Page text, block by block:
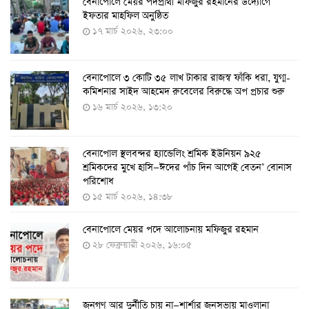
দেশেই তৈরি হলো করোনা পরীক্ষার কিট, সময় লাগবে ৪-৫
ঘণ্টা
৭ আগস্ট ২০২২, ১৪:০৩
১১ আগস্ট থেকে পরীক্ষামূলকভাবে শুরু শিশুদের করোনা টিকা
দেওয়া
৭ আগস্ট ২০২২, ১৩:৫৩
করোনায় ৫ জনের মৃত্যু, শনাক্ত ৬২৬
২৭ জুলাই ২০২২, ১৭:৩৮
দেশে করোনায় শনাক্তের সংখ্যা ২০ লাখ ছাড়াল
২১ জুলাই ২০২২, ১৭:৫৪
ইফতার মাহফিল অনুষ্ঠিত
১৭ মার্চ ২০২৬, ২৩:০০
বেনাপোলে ৩ কোটি ৩৫ লাখ টাকার রাজস্ব ফাঁকি ধরা, যুগ্ম-
কমিশনার সাইদ আহমেদ রুবেলের বিরুদ্ধে অপ প্রচার শুরু
১৬ মার্চ ২০২৬, ১৩:২০
বেনাপোল স্থলবন্দর হ্যান্ডেলিং শ্রমিক ইউনিয়ন ৯২৫
শ্রমিকদের মুখে হাসি—ঈদের পাঁচ দিন আগেই বেতন’ বোনাস
পরিশোধ
১৫ মার্চ ২০২৬, ১৪:৩৮
বেনাপোলে মেয়র পদে আলোচনায় মফিজুর রহমান
২৮ ফেব্রুয়ারী ২০২৬, ১৬:০৫
জনগণ আর দুর্নীতি চায় না—শার্শার জনসভায় মাওলানা